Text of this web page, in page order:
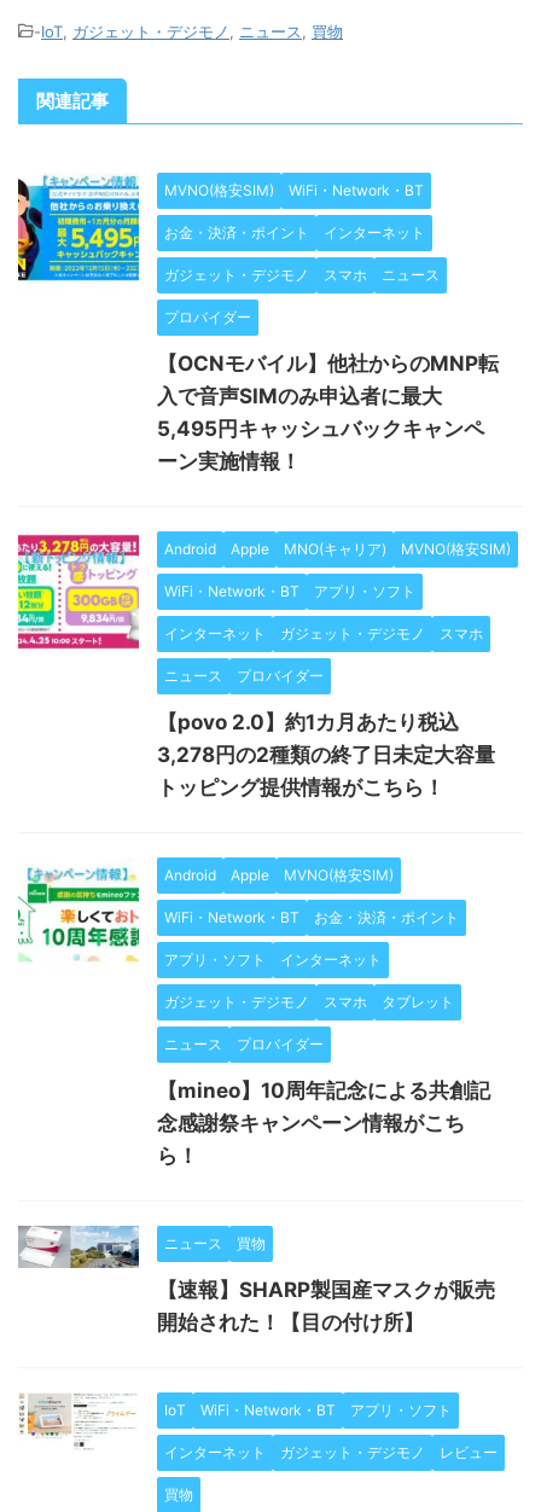
-IoT ガジェット・デジモノ ニュース 買物
関連記事
MVNO(格安SIM) WiFi・Network・BT
お金・決済・ポイント インターネット
ガジェット・デジモノ スマホ ニュース
プロバイダー
【OCNモバイル】他社からのMNP転
入で音声SIMのみ申込者に最大
5,495円キャッシュバックキャンペ
ーン実施情報！
Android Apple MNO(キャリア) MVNO(格安SIM)
WiFi・Network・BT アプリ・ソフト
インターネット ガジェット・デジモノ スマホ
ニュース プロバイダー
【povo 2.0】約1カ月あたり税込
3,278円の2種類の終了日未定大容量
トッピング提供情報がこちら！
Android Apple MVNO(格安SIM)
WiFi・Network・BT お金・決済・ポイント
アプリ・ソフト インターネット
ガジェット・デジモノ スマホ タブレット
ニュース プロバイダー
【mineo】10周年記念による共創記
念感謝祭キャンペーン情報がこち
ら！
ニュース 買物
【速報】SHARP製国産マスクが販売
開始された！【目の付け所】
IoT WiFi・Network・BT アプリ・ソフト
インターネット ガジェット・デジモノ レビュー
買物